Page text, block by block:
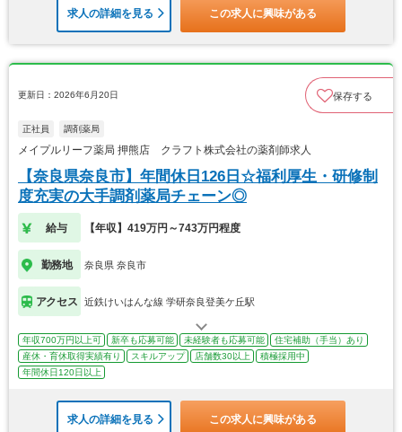
求人の詳細を見る この求人に興味がある
更新日：2026年6月20日 保存する
正社員 調剤薬局
メイプルリーフ薬局 押熊店 クラフト株式会社の薬剤師求人
【奈良県奈良市】年間休日126日☆福利厚生・研修制
度充実の大手調剤薬局チェーン◎
給与 【年収】419万円～743万円程度
勤務地 奈良県 奈良市
アクセス 近鉄けいはんな線 学研奈良登美ケ丘駅
年収700万円以上可 新卒も応募可能 未経験者も応募可能
住宅補助（手当）あり
産休・育休取得実績有り
スキルアップ 店舗数30以上
積極採用中
年間休日120日以上
求人の詳細を見る この求人に興味がある